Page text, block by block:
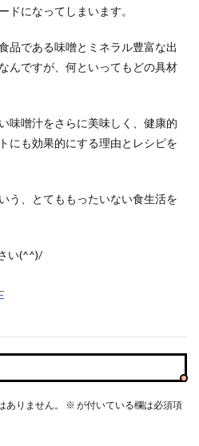
ドになってしまいます。
品である味噌とミネラル豊富な出
んですが、何といってもどの具材
味噌汁をさらに美味しく、健康的
にも効果的にする理由とレシピを
う、とてももったいない食生活を
い(^^)/
りません。 ※ が付いている欄は必須項